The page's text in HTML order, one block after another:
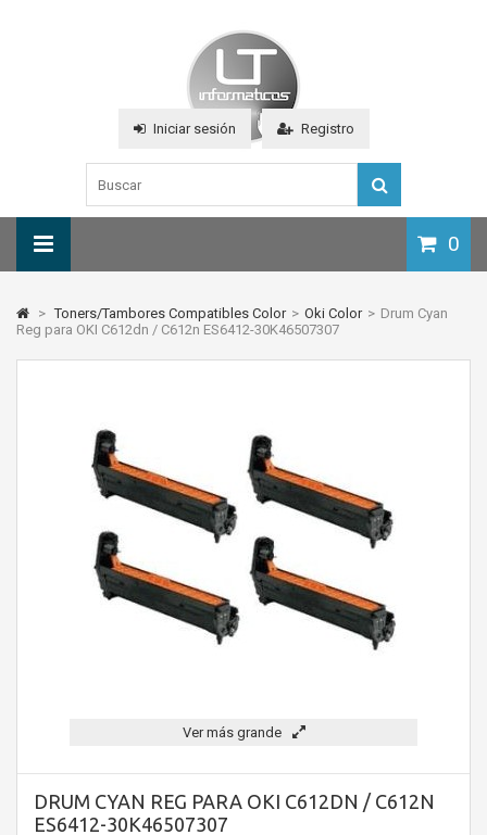
Iniciar sesión Registro
0
> Toners/Tambores Compatibles Color > Oki Color > Drum Cyan
Reg para OKI C612dn / C612n ES6412-30K46507307
Ver más grande
DRUM CYAN REG PARA OKI C612DN / C612N
ES6412-30K46507307